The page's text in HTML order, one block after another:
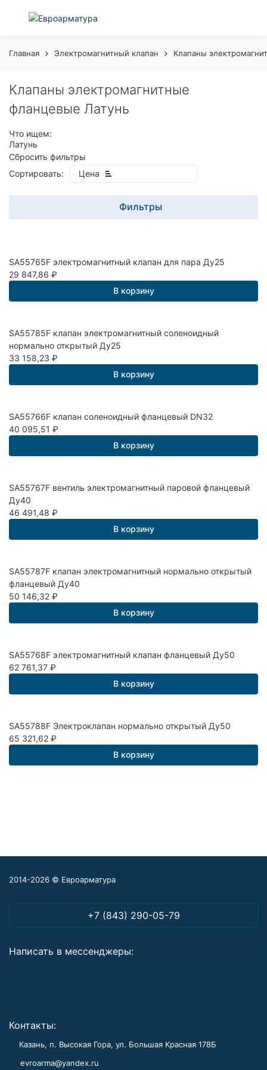
Главная Электромагнитный клапан Клапаны
Клапаны электромагнитные
фланцевые Латунь
Что ищем:
Латунь
Сбросить фильтры
Сортировать:
Цена
покупателей
Фильтры
SA55765F электромагнитный клапан для пара Ду25
29 847,86 ₽
В корзину
SA55785F клапан электромагнитный соленоидный
нормально открытый Ду25
33 158,23 ₽
В корзину
SA55766F клапан соленоидный фланцевый DN32
40 095,51 ₽
В корзину
SA55767F вентиль электромагнитный паровой фланцевый
Ду40
46 491,48 ₽
В корзину
SA55787F клапан электромагнитный нормально открытый
фланцевый Ду40
50 146,32 ₽
В корзину
SA55768F электромагнитный клапан фланцевый Ду50
62 761,37 ₽
В корзину
SA55788F Электроклапан нормально открытый Ду50
65 321,62 ₽
В корзину
2014-2026 © Евроарматура
+7 (843) 290-05-79
Написать в мессенджеры:
Контакты:
Казань, п. Высокая Гора, ул. Большая Красная 178Б
evroarma@yandex.ru